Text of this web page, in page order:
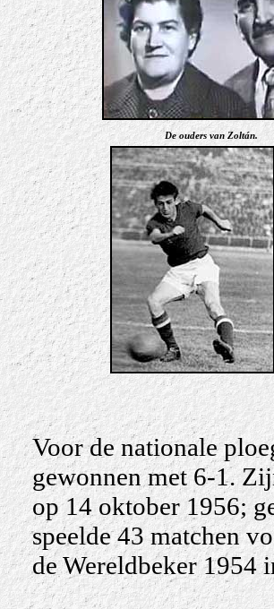
De ouders van Zoltán.
Voor de nationale
gewonnen met 6-1.
op 14 oktober 1956;
speelde 43 matchen
de Wereldbeker 1954